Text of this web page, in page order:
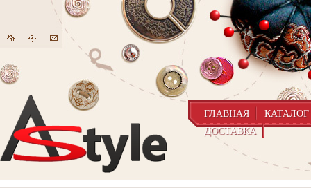
ГЛАВНАЯ
КАТАЛОГ
ДОСТАВКА